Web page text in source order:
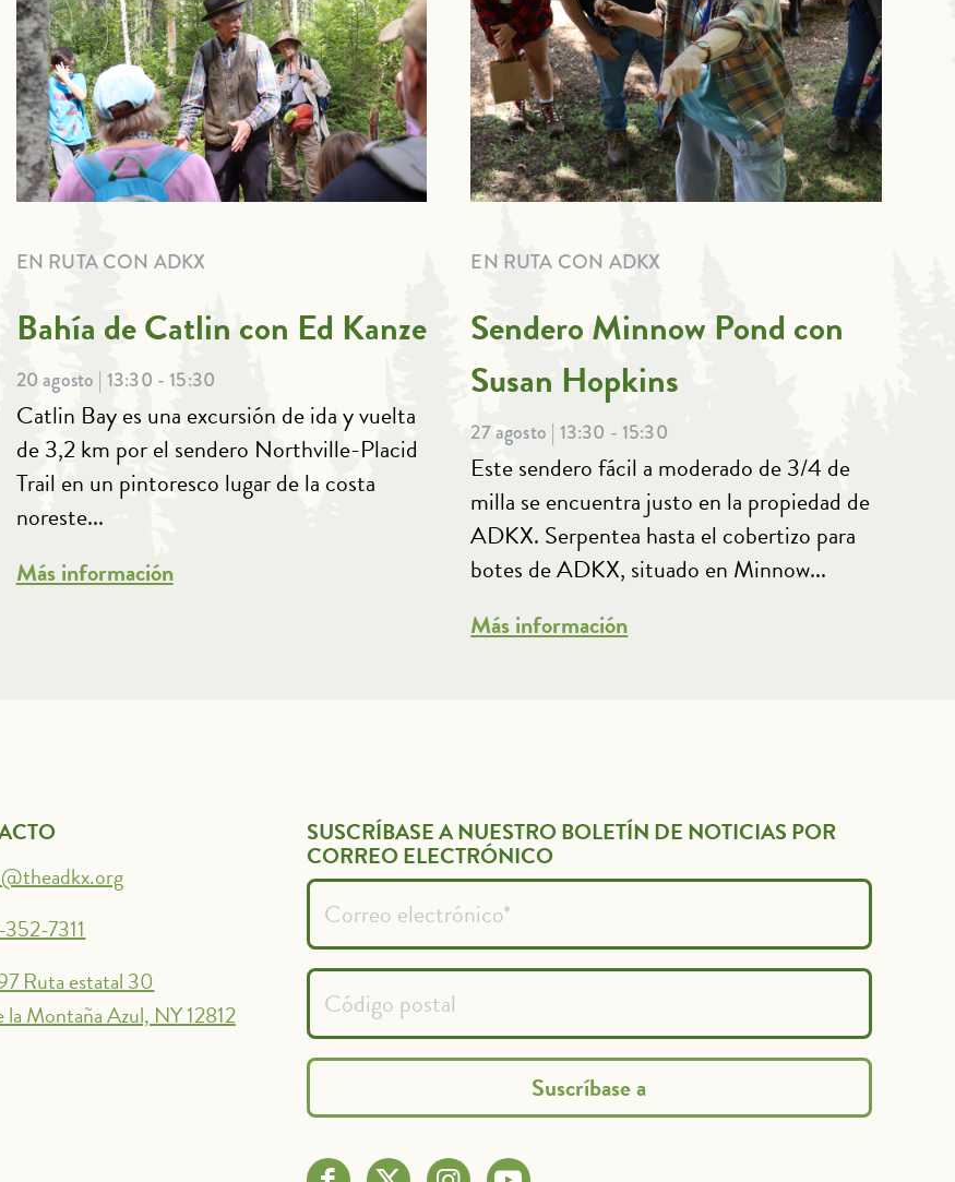
EN RUTA CON ADKX
Bahía de Catlin con Ed Kanze
20 agosto | 13:30 - 15:30
Catlin Bay es una excursión de ida y vuelta
de 3,2 km por el sendero Northville-Placid
Trail en un pintoresco lugar de la costa
noreste...
Más información
EN RUTA CON ADKX
Sendero Minnow Pond con
Susan Hopkins
27 agosto | 13:30 - 15:30
Este sendero fácil a moderado de 3/4 de
milla se encuentra justo en la propiedad de
ADKX. Serpentea hasta el cobertizo para
botes de ADKX, situado en Minnow...
Más información
7311
Ruta estatal 30
la Montaña Azul, NY 12812
SUSCRÍBASE A NUESTRO BOLETÍN DE NOTICIAS POR
CORREO ELECTRÓNICO